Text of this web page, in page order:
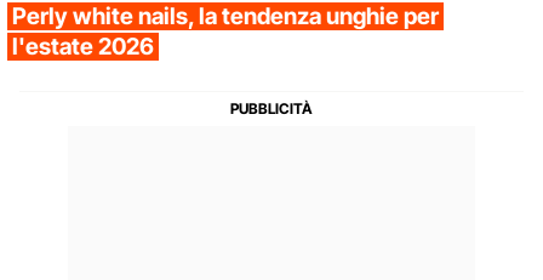
Perly white nails, la tendenza unghie per
l'estate 2026